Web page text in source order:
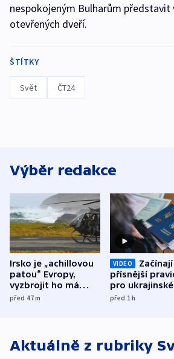
nespokojeným Bulharům představit
otevřených dveří.
ŠTÍTKY
Svět ČT24
Výběr redakce
Irsko je „achillovou
patou“ Evropy,
vyzbrojit ho má
Francie
před 47m
VIDEO
přísnější
pro ukrajinské
uprchlíky
před 1h
Aktuálně z rubriky